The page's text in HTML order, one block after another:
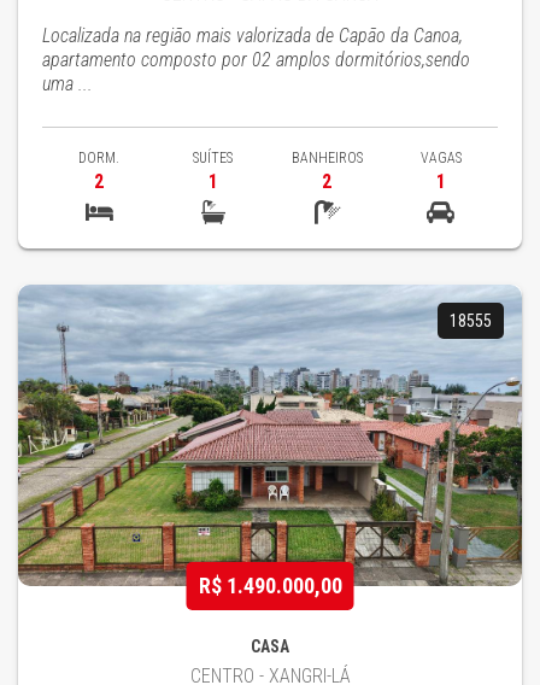
Localizada na região mais valorizada de Capão da Canoa,
apartamento composto por 02 amplos dormitórios,sendo
uma ...
DORM.
2
SUÍTES
1
BANHEIROS
2
VAGAS
1
18555
R$ 1.490.000,00
CASA
CENTRO - XANGRI-LÁ